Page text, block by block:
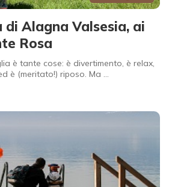
Alagna Valsesia, ai
Rosa
è tante cose: è divertimento, è relax,
è (meritato!) riposo. Ma …